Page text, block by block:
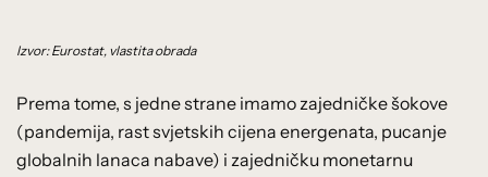
Izvor: Eurostat, vlastita obrada
Prema tome, s jedne strane imamo zajedničke šokove
(pandemija, rast svjetskih cijena energenata, pucanje
globalnih lanaca nabave) i zajedničku monetarnu